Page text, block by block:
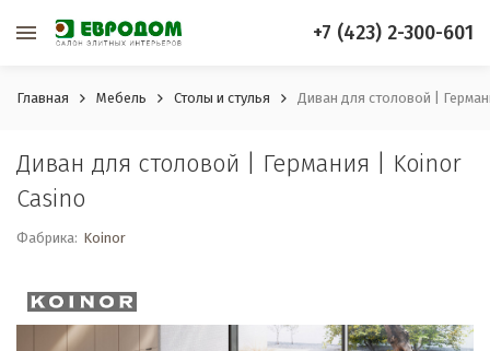
+7 (423) 2-300-601
Главная Мебель Столы и стулья Диван для столовой |
Диван для столовой | Германия | Koinor
Casino
Фабрика: Koinor